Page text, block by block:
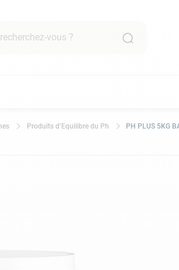
Produits d’Equilibre du Ph PH PLUS 5KG
filtration piscine